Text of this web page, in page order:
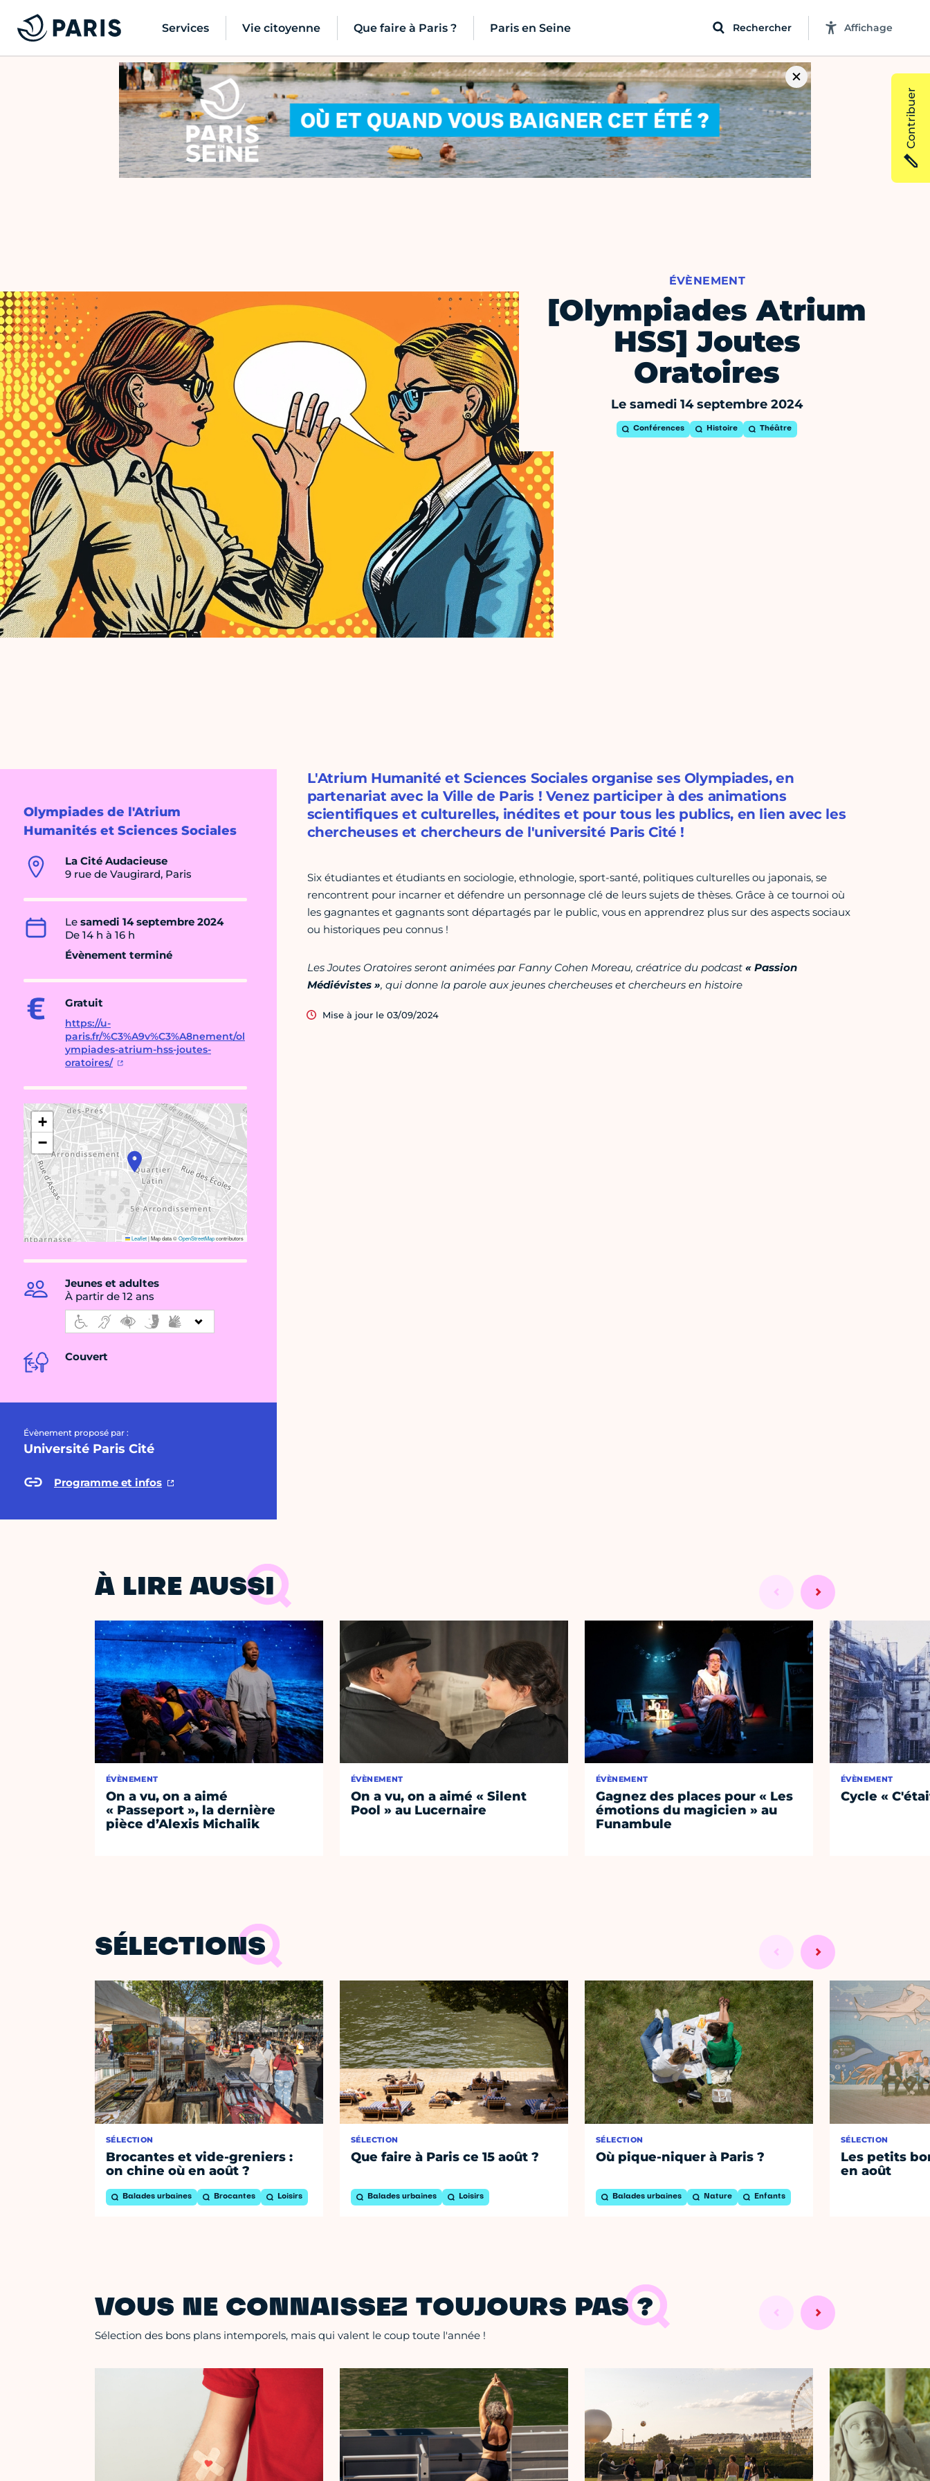
Services Vie citoyenne Que faire à Paris ? Paris en Seine Rechercher Affichage
ÉVÈNEMENT
[Olympiades Atrium
HSS] Joutes
Oratoires
Le samedi 14 septembre 2024
Conférences Histoire Théâtre
Olympiades de l'Atrium
Humanités et Sciences Sociales
La Cité Audacieuse
9 rue de Vaugirard, Paris
Le samedi 14 septembre 2024
De 14 h à 16 h
Évènement terminé
Gratuit
https://u-
paris.fr/%C3%A9v%C3%A8nement/ol
ympiades-atrium-hss-joutes-
oratoires/
+
−
Leaflet|Map data ©OpenStreetMapcontributors
Jeunes et adultes
À partir de 12 ans
Couvert
Évènement proposé par :
Université Paris Cité
Programme et infos
L'Atrium Humanité et Sciences Sociales organise ses Olympiades, en
partenariat avec la Ville de Paris ! Venez participer à des animations
scientifiques et culturelles, inédites et pour tous les publics, en lien avec les
chercheuses et chercheurs de l'université Paris Cité !
Six étudiantes et étudiants en sociologie, ethnologie, sport-santé, politiques culturelles ou japonais, se
rencontrent pour incarner et défendre un personnage clé de leurs sujets de thèses. Grâce à ce tournoi où
les gagnantes et gagnants sont départagés par le public, vous en apprendrez plus sur des aspects sociaux
ou historiques peu connus !
Les Joutes Oratoires seront animées par Fanny Cohen Moreau, créatrice du podcast « Passion
Médiévistes », qui donne la parole aux jeunes chercheuses et chercheurs en histoire
Mise à jour le 03/09/2024
À LIRE AUSSI
ÉVÈNEMENT
On a vu, on a aimé
« Passeport », la dernière
pièce d’Alexis Michalik
ÉVÈNEMENT
On a vu, on a aimé « Silent
Pool » au Lucernaire
ÉVÈNEMENT
Gagnez des places pour « Les
émotions du magicien » au
Funambule
ÉVÈNEMENT
Cycle «
SÉLECTIONS
SÉLECTION
Brocantes et vide-greniers :
on chine où en août ?
Balades urbaines Brocantes Loisirs
SÉLECTION
Que faire à Paris ce 15 août ?
Balades urbaines Loisirs
SÉLECTION
Où pique-niquer à Paris ?
Balades urbaines Nature Enfants
SÉLECTION
Les petits
en août
VOUS NE CONNAISSEZ TOUJOURS PAS ?
Sélection des bons plans intemporels, mais qui valent le coup toute l'année !
Contribuer